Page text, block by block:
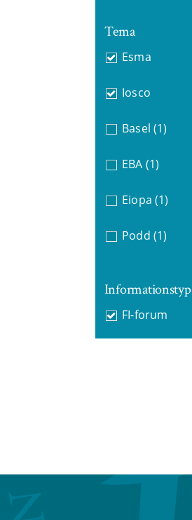
Tema
Esma
Iosco
Basel (1)
EBA (1)
Eiopa (1)
Podd (1)
Informationstyp
FI-forum